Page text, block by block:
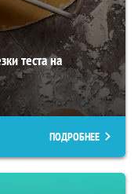
теста на
ПОДРОБНЕЕ